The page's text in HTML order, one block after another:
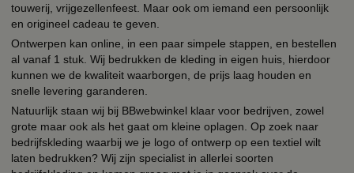
touwerij, vrijgezellenfeest. Maar ook om iemand een persoonlijk
en origineel cadeau te geven.
Ontwerpen kan online, in een paar simpele stappen, en bestellen
al vanaf 1 stuk. Wij bedrukken de kleding in eigen huis, hierdoor
kunnen we de kwaliteit waarborgen, de prijs laag houden en
snelle levering garanderen.
Natuurlijk staan wij bij BBwebwinkel klaar voor bedrijven, zowel
grote maar ook als het gaat om kleine oplagen. Op zoek naar
bedrijfskleding waarbij we je logo of ontwerp op een textiel wilt
laten bedrukken? Wij zijn specialist in allerlei soorten